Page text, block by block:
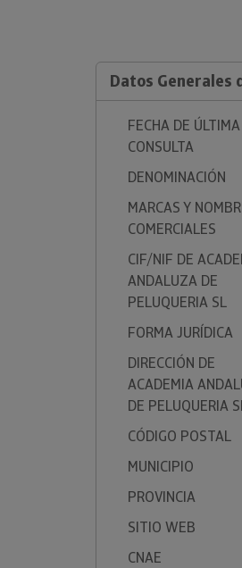
Datos Generales
FECHA DE ÚLTIMA
CONSULTA
DENOMINACIÓN
MARCAS Y
COMERCIALES
CIF/NIF DE
ANDALUZA DE
PELUQUERIA SL
FORMA JURÍDICA
DIRECCIÓN DE
ACADEMIA
DE PELUQUERIA
CÓDIGO POSTAL
MUNICIPIO
PROVINCIA
SITIO WEB
CNAE